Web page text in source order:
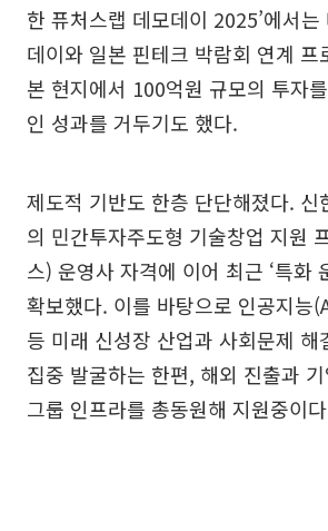
한 퓨처스랩 데모데이 2025’에서
데이와 일본 핀테크 박람회 연계 프
본 현지에서 100억원 규모의 투자
인 성과를 거두기도 했다.
제도적 기반도 한층 단단해졌다. 신
의 민간투자주도형 기술창업 지원
스) 운영사 자격에 이어 최근 ‘특화
확보했다. 이를 바탕으로 인공지능
등 미래 신성장 산업과 사회문제 해
집중 발굴하는 한편, 해외 진출과
그룹 인프라를 총동원해 지원중이